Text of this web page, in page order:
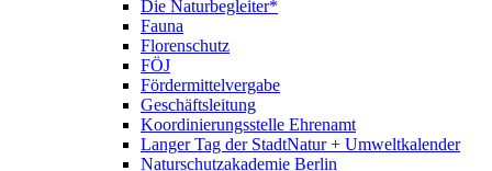
Die Naturbegleiter*
Fauna
Florenschutz
FÖJ
Fördermittelvergabe
Geschäftsleitung
Koordinierungsstelle Ehrenamt
Langer Tag der StadtNatur + Umweltkalender
Naturschutzakademie Berlin